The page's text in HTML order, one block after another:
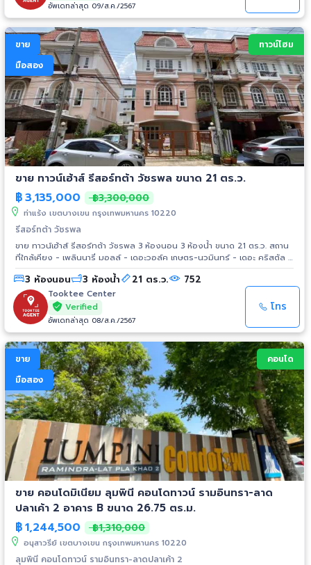
อัพเดทล่าสุด 09/ส.ค./2567
ขาย
มือสอง
ทาวน์โฮม
ขาย ทาวน์เฮ้าส์ รีสอร์ทต้า วัชรพล ขนาด 21 ตร.ว.
฿3,135,000 ฿3,300,000
ท่าแร้ง เขตบางเขน กรุงเทพมหานคร 10220
รีสอร์ทต้า วัชรพล
ขาย ทาวน์เฮ้าส์ รีสอร์ทต้า วัชรพล 3 ห้องนอน 3 ห้องน้ำ ขนาด 21 ตร.ว. สถาน
ที่ใกล้เคียง - เพลินนารี่ มอลล์ - เดอะวอล์ค เกษตร-นวมินทร์ - เดอะ คริสตัล -
รพ.กรุงเทพ - เทสโก้ โลตัส - เซ็นทรัลเฟสติวัล อีสต์วิลล์ การเดินทาง ถ.วัชรพล
- ทางขึ้น-ลง ทางด่วนสุขาภิบาล 5 - ทางขึ้น-ลง ทางด่วนรามอินทรา
3 ห้องนอน 3 ห้องน้ำ 21 ตร.ว. 752
Tooktee Center
Verified
อัพเดทล่าสุด 08/ส.ค./2567
โทร
ขาย
มือสอง
คอนโด
ขาย คอนโดมิเนียม ลุมพินี คอนโดทาวน์ รามอินทรา-ลาด
ปลาเค้า 2 อาคาร B ขนาด 26.75 ตร.ม.
฿1,244,500 ฿1,310,000
อนุสาวรีย์ เขตบางเขน กรุงเทพมหานคร 10220
ลุมพินี คอนโดทาวน์ รามอินทรา-ลาดปลาเค้า 2